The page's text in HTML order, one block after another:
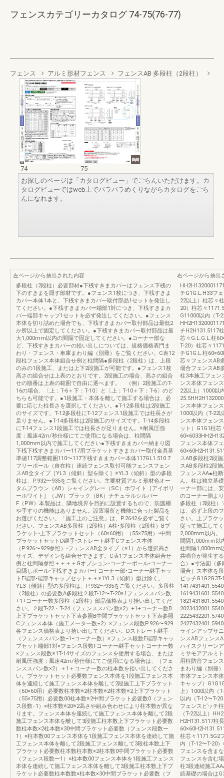
フェンスカテゴリーカタログ 74-75(76-77)
フェンス アルミ形材フェンス フェンスAB 多段柱（2段柱）
74
75
お探しのページは「カタログビュー」でごらんいただけます。カ
タログビューではweb上でパラパラめくりながらカタログをごら
んになれます。
左ページから抽出された内容
多段柱（2段柱）必要部材●下桟すきまカバーはフェンス下桟の
下のすきまを隠す部材です。●フェンス1枚につき、下桟すきま
カバー本体1本と、下桟すきまカバー取付部品1セットを発注し
てください。●下桟すきまカバー端部1対につき、下桟すきまカ
バー端部キャップ1セットを必ず発注してください。●フェンス
本体を切り詰めた場合でも、下桟すきまカバー取付部品は最低2
か所以上で固定してください。●下桟すきまカバー取付部品は最
大1,000mm以内の間隔で固定してください。●コーナー部な
ど、下桟すきまカバーの拾い出しについては、規格価格表門ま
わり・フェンス・車庫まわり編（別冊）をご覧ください。C表12
段柱フェンス本体組合せ例と柱間隔●多段柱（2段柱）は、上段
のみの1段施工、または上下2段施工が可能です。●フェンス1枚
高さの組合せは上表のとおりです。2段施工の場合、高さの組合
せの順番は上表の範囲で自由に選べます。 （例）2段施工のT-
16の場合、〔上：T-6＋下：T-10〕と〔上：T-10＋下：T-6〕のど
ちらも可能です。●1段施工・本体を離して施工する場合は、必
要に応じた柱長さを選択してください。●T-12多段柱は2段施工
のサイズです。T-12多段柱にT-12フェンス1段施工では柱長さが
足りません。●T-14多段柱は2段施工のサイズです。T-14多段柱
にT-14フェンス1段施工では柱長さが足りません。※耐風圧強
度：風速42m/秒仕様にてご使用になる場合は、柱間隔
1,000mm以内で施工してください●下桟すきまカバー納まり図
下桟下桟すきまカバー117用ブラケットすきまカバー取付金具基
準値117調整範囲110〜117下桟すきまカバー本体117GL1.510.7
フリーポール（自在柱）連続フェンス取付可能フェンスフェン
スAB全タイプ［YL3（傾斜）型を除く］※YL3（傾斜）型の多段
柱は、P.932〜935をご覧ください。主要材質アルミ形材色オー
タムブラウン（AB）シャイングレー（SC）ホワイト［アイボリ
ーホワイト］（JW）ブラック（BK）ナチュラルシルバー
F（PW）本製品は、隣地境界を目的に設置するもので、防護柵
や手すりの機能はありません。設置場所と機能に合った製品を
お選びください。「施工上のご注意」は、P.2642を必ずご覧く
ださい。フェンスAB多段柱（2段柱）A柱•多段柱（2段柱）Bブ
ラケット•上下ブラケットセット（60×60用）（55×75用）•中間
ブラケットセットD継手•ストレート継手Cフェンス本体
（P.926〜929参照）•フェンスAB全タイプ（※1）から選択高さ
サイズ、デザインを組合せできます。C表1フェンス本体組合せ
例と柱間隔参照＋＋＋＋Gオプション•コーナーポール•コーナー
目隠しポール•下桟すきまカバーFコーナー部•コーナー継手セッ
トE端部•端部キャップセット＋＋※1YL3（傾斜）型は除く。
YL3（傾斜）型の多段柱は、P.932〜935をご覧ください。多段柱
（2段柱）の必要数A多段柱２段T-12〜T-20※1フェンススパン数
+1+コーナー数多段柱（2段柱）部品価格表より拾い出してくだ
さい。２段T-22・T-24（フェンススパン数×2）+1+コーナー数B
上下ブラケットセット下表参照B中間ブラケットセット下表参照
Cフェンス本体（施工メーター数÷2）×フェンス段数P.926〜929
各フェンス価格表より拾い出してください。Dストレート継手
（フェンススパン数−1−コーナー数）×フェンス段数E端部キャッ
プセット端部1対×フェンス段数Fコーナー継手セットコーナー数
×フェンス段数※1T-14サイズのフェンスを使用する場合、または
耐風圧強度：風速42m/秒仕様にてご使用になる場合は、（フェ
ンススパン数×2）＋1＋コーナー数の柱本数を拾い出してくださ
い。ブラケットセット必要数フェンス本体を1段施工フェンス本
体を連続して施工フェンス本体を離して2段施工上下ブラケット
（60×60用）必要数柱本数※2柱本数※2柱本数※2上下ブラケット
（55×75用）必要数00柱本数※2中間ブラケット必要数0（フェン
ス段数−1）×柱本数※20※2高さや組み合わせにより柱本数が異な
ります。フェンス本体を連続して施工フェンス本体を離して2段
施工フェンス本体を離して3段施工柱本数上下ブラケット必要数
数柱本数×2柱本数×30中間ブラケット必要数（フェンス段数ー
1）×柱本数00フェンス本体を1段施工フェンス本体を連続して施
工フェンス本体を離して2段施工フェンス離して3段柱本数上下
ブラケット必要数柱本数柱本数×2柱本数0中間ブラケット必要数
（フェンス段数ー1）×柱本数00フェンス本体を1段施工フェンス
本体を連続して施工フェンス本体を離して3段施工柱本数上下ブ
ラケット必要数柱本数数×柱本数×30中間ブラケット必要数（フ
右ページから抽出
チG1G.L.H33フ
22以上）柱芯々
20）柱芯々
G11000以内（T-
チH2H131.5117
芯々G.L.G.L.柱
T-20）柱芯々
チG1G.L.柱
芯々フェンスAB
場合フェンスAB
柱3本施工フェン
ンス本体フェン
22以上）1000以
ンス本体フェン
1000以内（T-22
ンス本体フェン
ット）G1G1柱芯
フェンス本体フ
スAB多段柱2段
スAB多段柱2段
フェンスAA●柱
ん。柱は独立基
ーナー部には、
のコーナー側よ
多段柱（2段柱）
は、必ず上段の
さい。上ブラケ
従って施工して
2,000mm以内。
間隔1,000ｍｍ
柱間隔1,000mm
共鳴音が発生す
合）●寸法図（多
場合）ス本体を
ピッチ
ラインアップサ
ンスABフェンス
ハイスクリーン
ミサモアアルミ
用柱防音フェン
まわり編（別冊
本体フェンス本
キャップ）
上）1000以内（
以内（T-12〜T-
フェンスピッチ
（T-22以上）
H2H131.5117柱
柱芯々1171.5G2
内（T-12〜T-20
フェンスを含ま
フェンスを含む
柱3段連続施工
続基礎の場合は